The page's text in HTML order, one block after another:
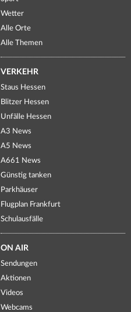
Wetter
Alle Orte
Alle Themen
VERKEHR
Staus Hessen
Blitzer Hessen
Unfälle Hessen
A3 News
A5 News
A661 News
Günstig tanken
Parkhäuser
Flugplan Frankfurt
Schulausfälle
ON AIR
Sendungen
Aktionen
Videos
Webcams